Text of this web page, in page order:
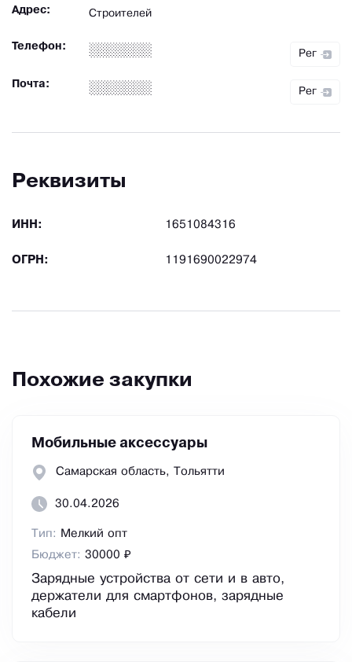
Адрес: Строителей
Телефон:
Рег
Почта:
Рег
Реквизиты
ИНН: 1651084316
ОГРН: 1191690022974
Похожие закупки
Мобильные аксессуары
Самарская область, Тольятти
30.04.2026
Тип:
Мелкий опт
Бюджет: 30000 ₽
Зарядные устройства от сети и в авто,
держатели для смартфонов, зарядные
кабели